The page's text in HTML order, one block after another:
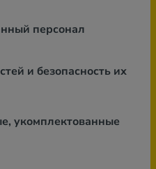
персонал
и безопасность их
укомплектованные